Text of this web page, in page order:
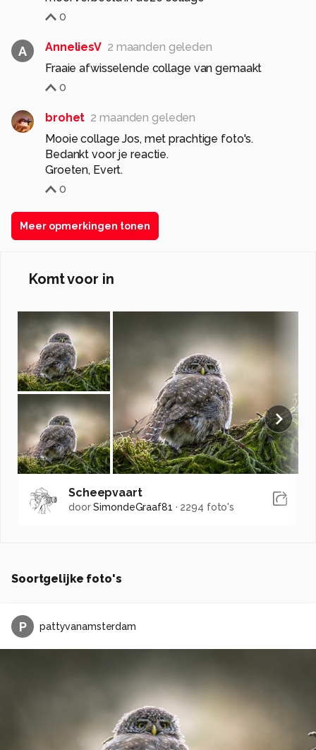
0
A AnneliesV 2 maanden geleden
Fraaie afwisselende collage van gemaakt
0
brohet 2 maanden geleden
Mooie collage Jos, met prachtige foto's.
Bedankt voor je reactie.
Groeten, Evert.
0
Meer opmerkingen tonen
Komt voor in
Scheepvaart
doorSimondeGraaf81 · 2294 foto's
Soortgelijke foto's
P pattyvanamsterdam